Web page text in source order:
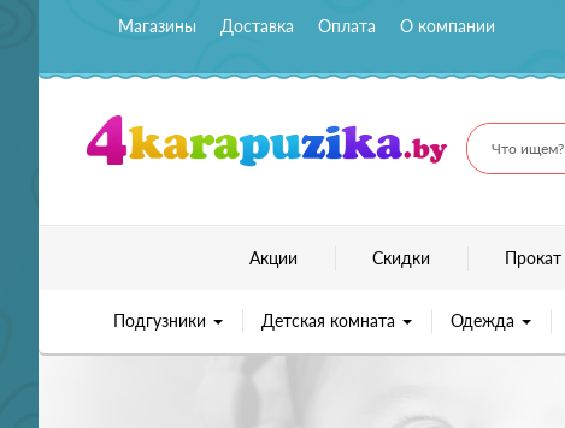
Магазины Доставка Оплата О компании
Что ищем?
Акции Скидки Прокат
Подгузники Детская комната Одежда